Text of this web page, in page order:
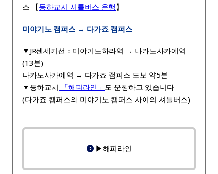
스 【등하교시 셔틀버스 운행 】
미야기노 캠퍼스 → 다가죠 캠퍼스
▼JR센세키선：미야기노하라역 → 나카노사카에역
(13분)
나카노사카에역 → 다가죠 캠퍼스 도보 약5분
▼등하교시
「해피라인」 도 운행하고 있습니다
(다가죠 캠퍼스와 미야기노 캠퍼스 사이의 셔틀버스)
▶해피라인